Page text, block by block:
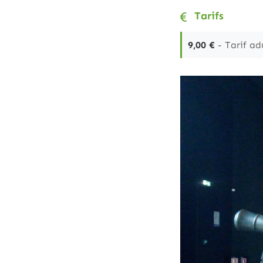
Tarifs
9,00 € - Tarif